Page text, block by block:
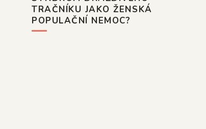
TRAČNÍKU JAKO ŽENSKÁ
POPULAČNÍ NEMOC?